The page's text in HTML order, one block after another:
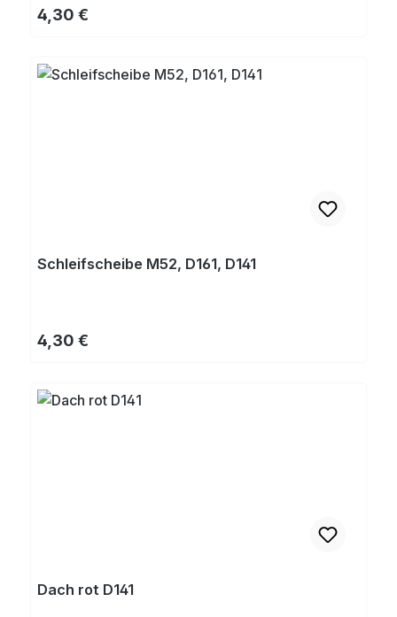
Regulärer Preis:
4,30 €
Schleifscheibe M52, D161, D141
Regulärer Preis:
4,30 €
Dach rot D141